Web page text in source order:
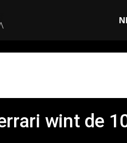
wint de